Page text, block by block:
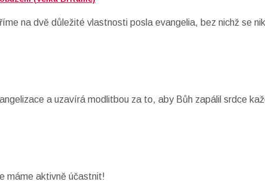
na dvě důležité vlastnosti posla evangelia, bez nichž se
a uzavírá modlitbou za to, aby Bůh zapálil srdce
máme aktivně účastnit!